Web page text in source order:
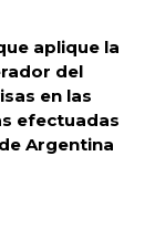
aplique la
del
en las
efectuadas
Argentina